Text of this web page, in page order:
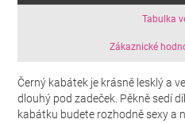
Tabulka
Zákaznické
Černý kabátek je krásně lesklý a
dlouhý pod zadeček. Pěkně sedí
kabátku budete rozhodně sexy a